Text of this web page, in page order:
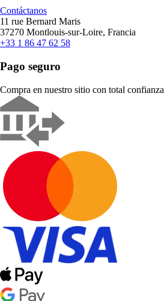
Contáctanos
11 rue Bernard Maris
37270 Montlouis-sur-Loire, Francia
+33 1 86 47 62 58
Pago seguro
Compra en nuestro sitio con total confianza